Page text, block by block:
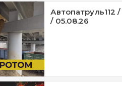
Автопатруль112
/ 05.08.26